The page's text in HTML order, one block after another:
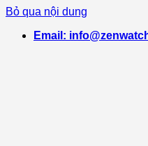
Bỏ qua nội dung
Email: